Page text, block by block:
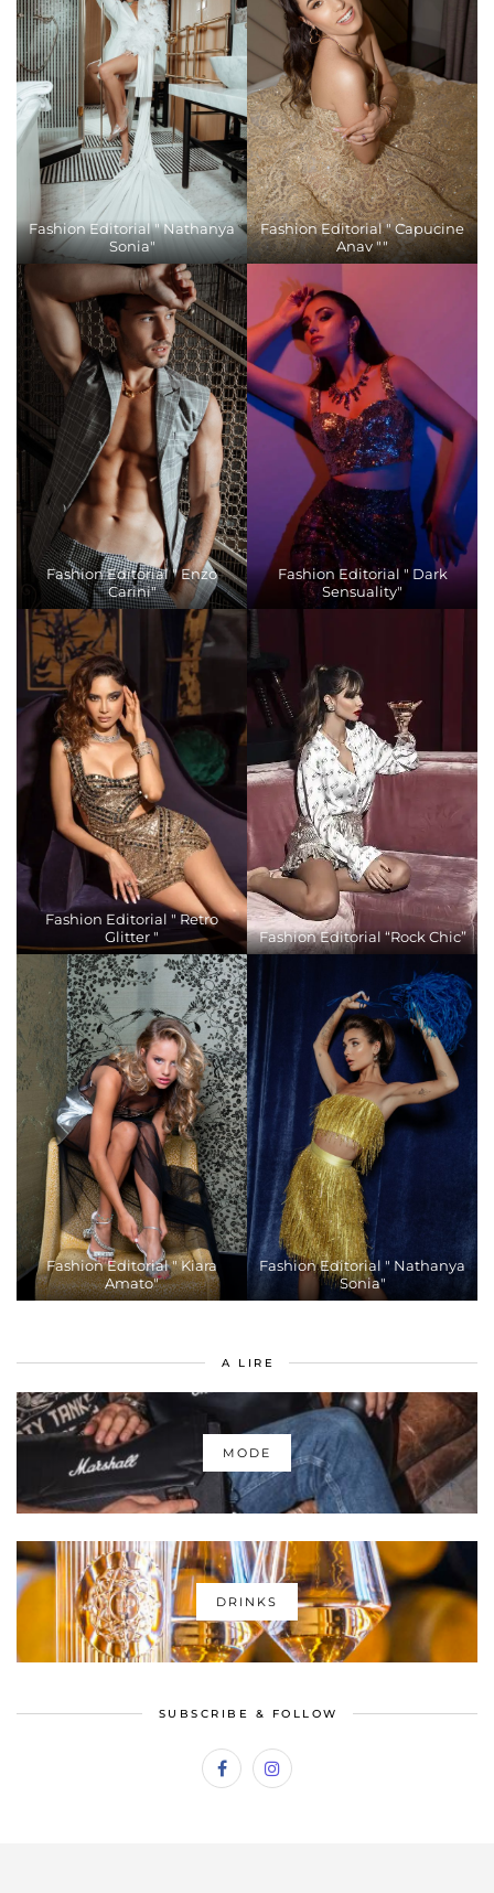
Fashion Editorial " Nathanya
Sonia"
Fashion Editorial " Capucine
Anav ""
Fashion Editorial " Enzo
Carini"
Fashion Editorial " Dark
Sensuality"
Fashion Editorial " Retro
Glitter "
Fashion Editorial “Rock Chic”
Fashion Editorial " Kiara
Amato"
Fashion Editorial " Nathanya
Sonia"
A LIRE
MODE
DRINKS
SUBSCRIBE & FOLLOW